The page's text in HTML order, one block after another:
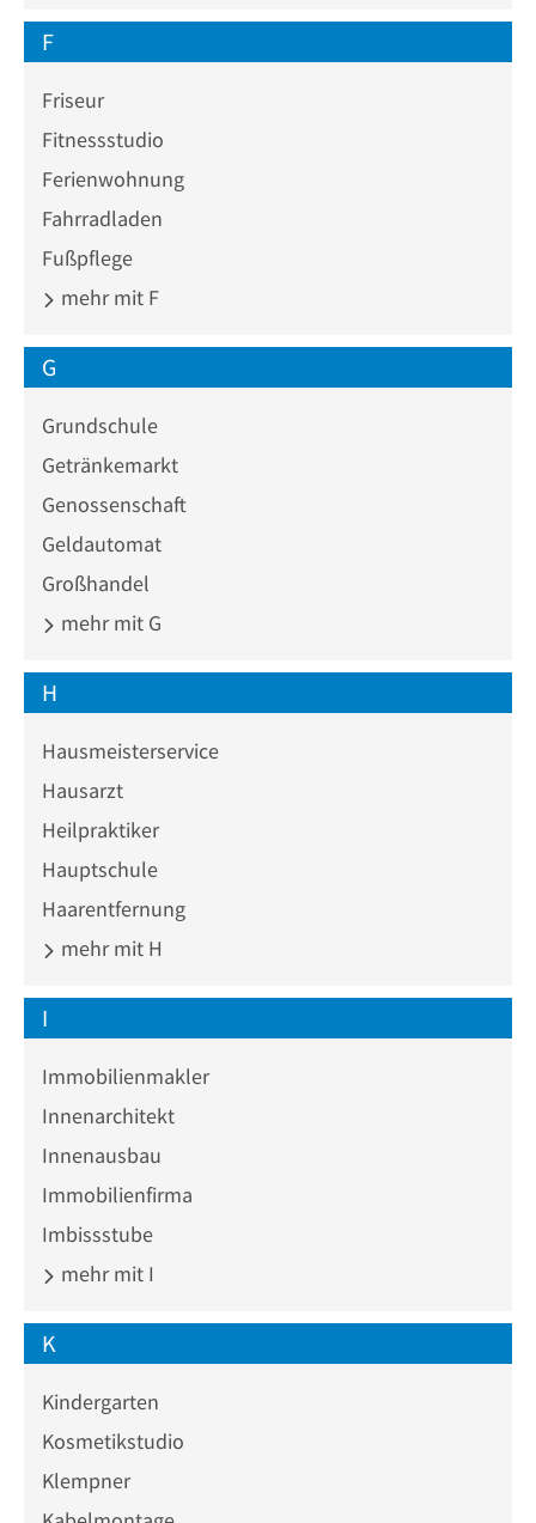
F
Friseur
Fitnessstudio
Ferienwohnung
Fahrradladen
Fußpflege
mehr mit F
G
Grundschule
Getränkemarkt
Genossenschaft
Geldautomat
Großhandel
mehr mit G
H
Hausmeisterservice
Hausarzt
Heilpraktiker
Hauptschule
Haarentfernung
mehr mit H
I
Immobilienmakler
Innenarchitekt
Innenausbau
Immobilienfirma
Imbissstube
mehr mit I
K
Kindergarten
Kosmetikstudio
Klempner